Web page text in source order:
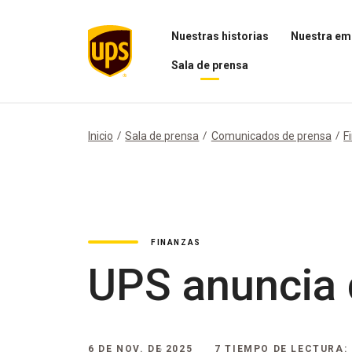
Nuestras historias
Abrir
el
Nuestra
Sala de prensa
de
Inicio Sala de prensa Comunicados de prensa
FINANZAS
UPS
6 DE NOV. DE 2025 7 TIEMPO DE LECTURA: